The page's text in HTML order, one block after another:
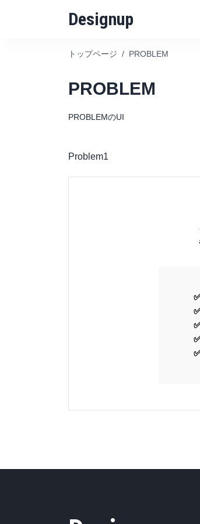
Designup
トップページ / PROBLEM
PROBLEM
PROBLEMのUI
Problem1